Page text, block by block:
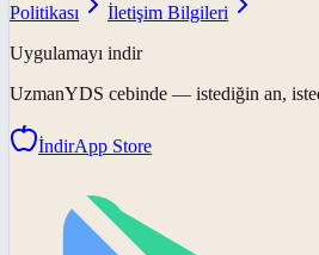
Politikası
İletişim Bilgileri
Uygulamayı indir
UzmanYDS cebinde — istediğin an,
İndirApp Store